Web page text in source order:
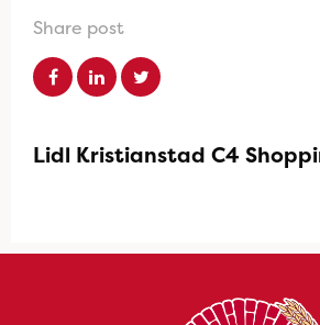
Share post
Lidl Kristianstad C4